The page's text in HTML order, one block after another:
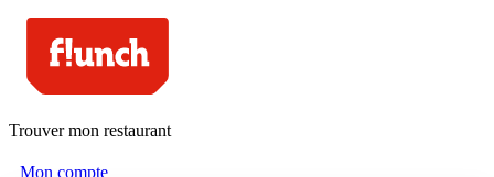
Trouver mon restaurant
Mon compte